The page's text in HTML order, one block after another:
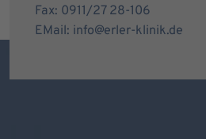
Fax: 0911/27 28-106
EMail: info@erler-klinik.de